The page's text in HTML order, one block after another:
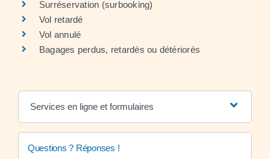
Surréservation (surbooking)
Vol retardé
Vol annulé
Bagages perdus, retardés ou détériorés
Services en ligne et formulaires
Questions ? Réponses !